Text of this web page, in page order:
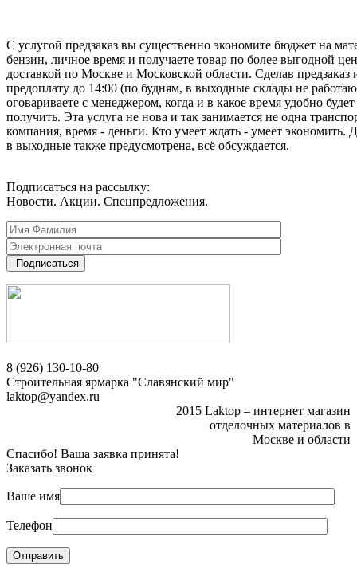
С услугой предзаказ вы существенно экономите бюджет на
бензин, личное время и получаете товар по более выгодной
доставкой по Москве и Московской области. Сделав предзаказ
предоплату до 14:00 (по будням, в выходные склады не
оговариваете с менеджером, когда и в какое время удобно будет
получить. Эта услуга не нова и так занимается не одна
компания, время - деньги. Кто умеет ждать - умеет экономить.
в выходные также предусмотрена, всё обсуждается.
Подписаться на рассылку:
Новости. Акции. Спецпредложения.
Подписаться
8 (926) 130-10-80
Строительная ярмарка "Славянский мир"
laktop@yandex.ru
2015 Laktop – интернет магазин
отделочных материалов в
Москве и области
Спасибо! Ваша заявка принята!
Заказать звонок
Ваше имя
Телефон